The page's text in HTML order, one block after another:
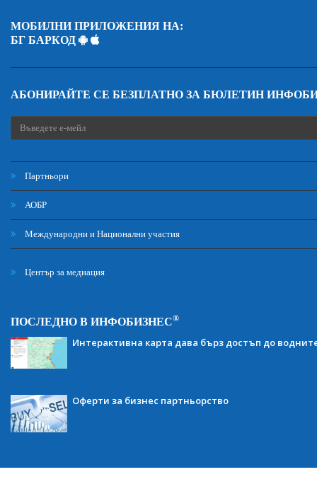
МОБИЛНИ ПРИЛОЖЕНИЯ НА:
БГ БАРКОД
АБОНИРАЙТЕ СЕ БЕЗПЛАТНО ЗА БЮЛЕТИН
Партньори
АОБР
Международни и Национални участия
Център за медиация
ПОСЛЕДНО В ИНФОБИЗНЕС®
Интерактивна карта дава бърз достъп до
Оферти за бизнес партньорство